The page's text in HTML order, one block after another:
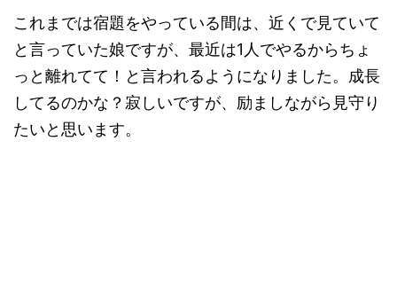
これまでは宿題をやっている間は、近くで見ていて
と言っていた娘ですが、最近は1人でやるからちょ
っと離れてて！と言われるようになりました。成長
してるのかな？寂しいですが、励ましながら見守り
たいと思います。